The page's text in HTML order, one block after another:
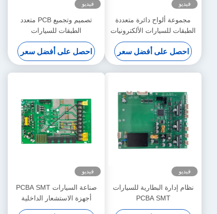
فيديو
مجموعة ألواح دائرة متعددة
الطبقات للسيارات الألكترونيات
الآلية
احصل على أفضل سعر
فيديو
تصميم وتجميع PCB متعدد
الطبقات للسيارات
احصل على أفضل سعر
فيديو
نظام إدارة البطارية للسيارات
PCBA SMT
فيديو
صناعة السيارات PCBA SMT
أجهزة الاستشعار الداخلية